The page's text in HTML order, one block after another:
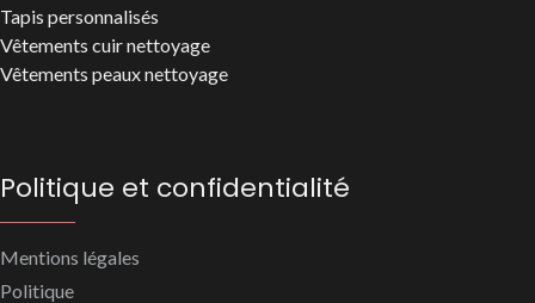
Tapis personnalisés
Vêtements cuir nettoyage
Vêtements peaux nettoyage
Politique et confidentialité
Mentions légales
Politique